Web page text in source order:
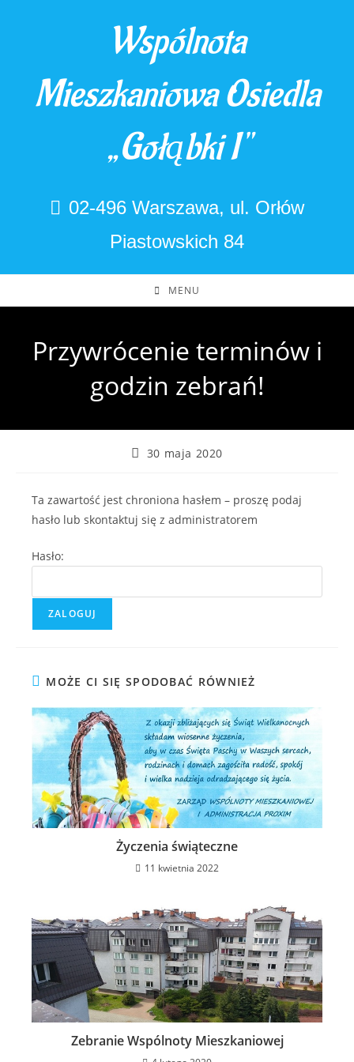
Wspólnota
Mieszkaniowa Osiedla
„Gołąbki I"
02-496 Warszawa, ul. Orłów
Piastowskich 84
MENU
Przywrócenie terminów i
godzin zebrań!
Post30 maja 2020
Ta zawartość jest chroniona hasłem – proszę podaj
hasło lub skontaktuj się z administratorem
Hasło:
MOŻE CI SIĘ SPODOBAĆ RÓWNIEŻ
Życzenia świąteczne
11 kwietnia 2022
Zebranie Wspólnoty Mieszkaniowej